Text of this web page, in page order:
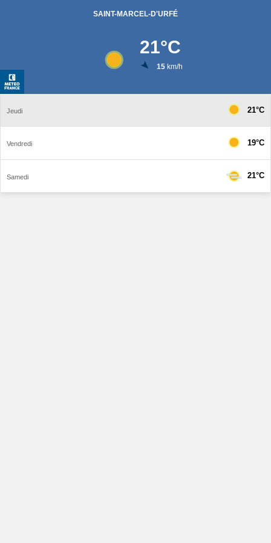
SAINT-MARCEL-D'URFÉ
21°C
15km/h
Jeudi 21°C
Vendredi 19°C
Samedi 21°C